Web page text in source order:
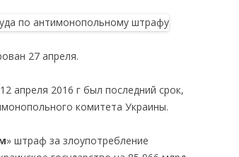
27 апреля.
апреля 2016 г был последний срок,
комитета Украины.
» штраф за злоупотребление